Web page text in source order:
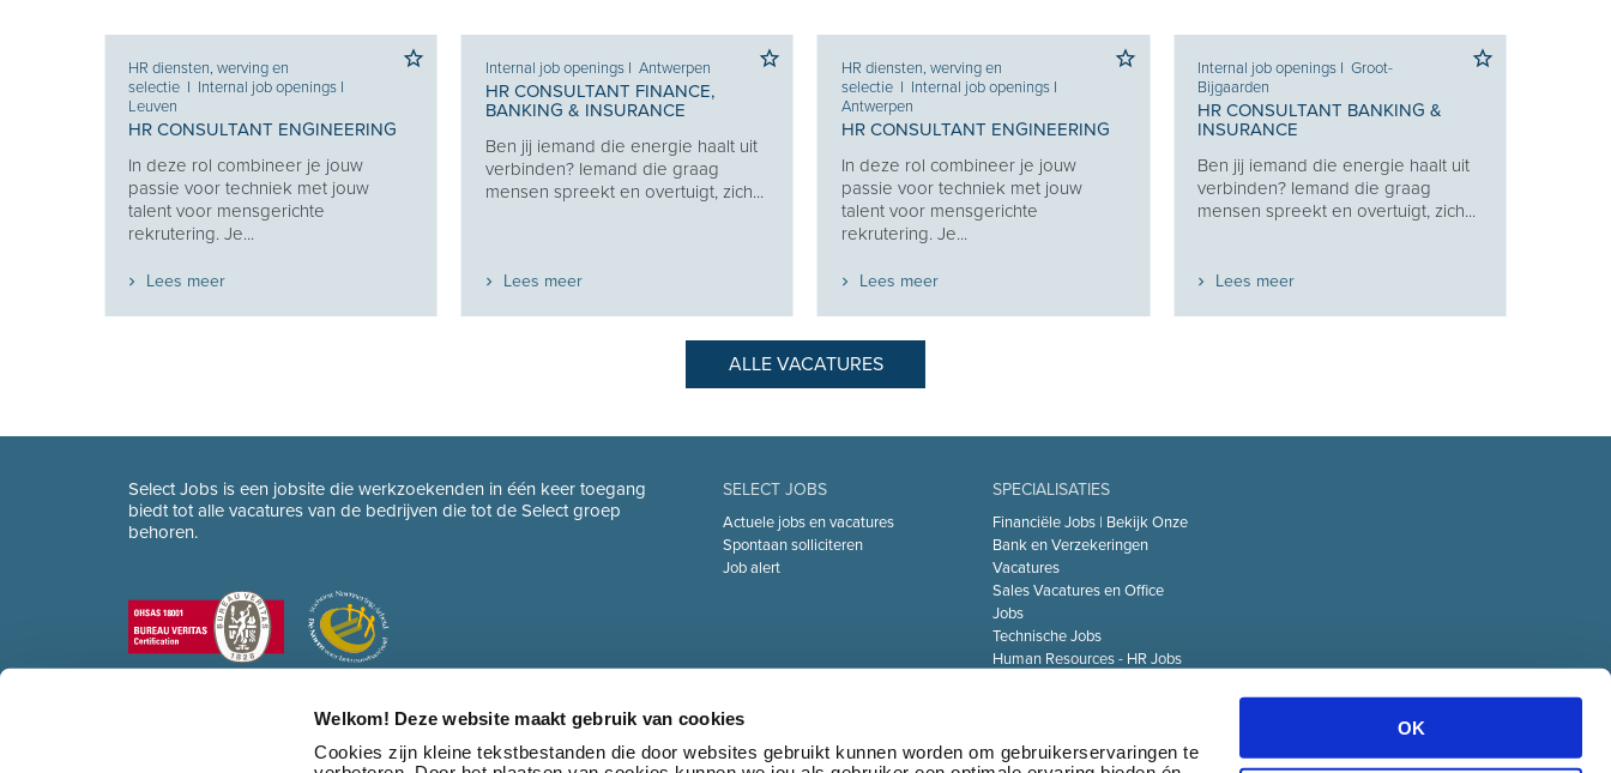
Welkom! Deze website maakt gebruik van cookies
Cookies zijn kleine tekstbestanden die door websites gebruikt kunnen worden om gebruikerservaringen te
OK
HR diensten, werving en
selectie I Internal job openings I
Leuven
HR CONSULTANT ENGINEERING
In deze rol combineer je jouw
passie voor techniek met jouw
talent voor mensgerichte
rekrutering. Je...
Lees meer
Internal job openings I Antwerpen
HR CONSULTANT FINANCE,
BANKING & INSURANCE
Ben jij iemand die energie haalt uit
verbinden? Iemand die graag
mensen spreekt en overtuigt, zich...
Lees meer
HR diensten, werving en
selectie I Internal job openings I
Antwerpen
HR CONSULTANT ENGINEERING
In deze rol combineer je jouw
passie voor techniek met jouw
talent voor mensgerichte
rekrutering. Je...
Lees meer
Internal job openings I Groot-
Bijgaarden
HR CONSULTANT BANKING &
INSURANCE
Ben jij iemand die energie haalt uit
verbinden? Iemand die graag
mensen spreekt en overtuigt, zich...
Lees meer
ALLE VACATURES
Select Jobs is een jobsite die werkzoekenden in één keer toegang
biedt tot alle vacatures van de bedrijven die tot de Select groep
behoren.
SELECT JOBS
Actuele jobs en vacatures
Spontaan solliciteren
Job alert
SPECIALISATIES
Financiële Jobs | Bekijk Onze
Bank en Verzekeringen
Vacatures
Sales Vacatures en Office
Jobs
Technische Jobs
Human Resources - HR Jobs
Transport & Logistiek Jobs